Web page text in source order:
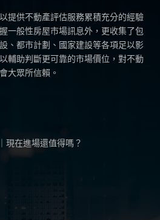
提供不動產評估服務累積充分的經驗
一般性房屋市場訊息外，更收集了包
、都市計劃、國家建設等各項足以影
輔助判斷更可靠的市場價位，對不動
大眾所信賴。
現在進場還值得嗎？